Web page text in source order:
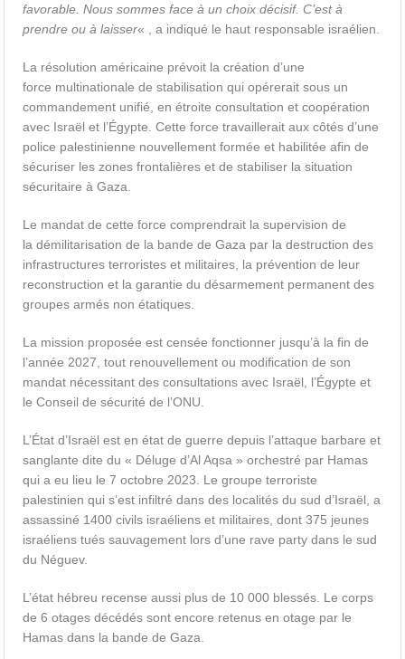
favorable. Nous sommes face à un choix décisif. C’est à
prendre ou à laisser« , a indiqué le haut responsable israélien.
La résolution américaine prévoit la création d’une
force multinationale de stabilisation qui opérerait sous un
commandement unifié, en étroite consultation et coopération
avec Israël et l’Égypte. Cette force travaillerait aux côtés d’une
police palestinienne nouvellement formée et habilitée afin de
sécuriser les zones frontalières et de stabiliser la situation
sécuritaire à Gaza.
Le mandat de cette force comprendrait la supervision de
ladémilitarisation de la bande de Gaza par la destruction des
infrastructures terroristes et militaires, la prévention de leur
reconstruction et la garantie du désarmement permanent des
groupes armés non étatiques.
La mission proposée est censée fonctionner jusqu’à la fin de
l’année 2027, tout renouvellement ou modification de son
mandat nécessitant des consultations avec Israël, l’Égypte et
le Conseil de sécurité de l’ONU.
L’État d’Israël est en état de guerre depuis l’attaque barbare et
sanglante dite du « Déluge d’Al Aqsa » orchestré par Hamas
qui a eu lieu le 7 octobre 2023. Le groupe terroriste
palestinien qui s’est infiltré dans des localités du sud d’Israël, a
assassiné 1400 civils israéliens et militaires, dont 375 jeunes
israéliens tués sauvagement lors d’une rave party dans le sud
du Néguev.
L’état hébreu recense aussi plus de 10 000 blessés. Le corps
de 6 otages décédés sont encore retenus en otage par le
Hamas dans la bande de Gaza.